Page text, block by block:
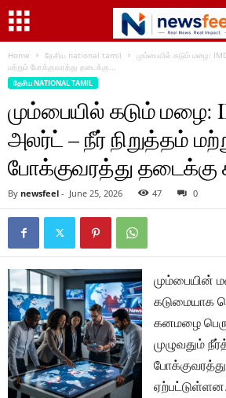
Home தேசிய national tamil
மும்பையில் கடும் மழை:
மற்றும் போக்குவரத்து தடைக்கு...
தேசிய NATIONAL TAMIL
மும்பையில் கடும் மழை:
அலர்ட் – நீர் நிறுத்தம்
போக்குவரத்து
By newsfeel - June 25, 2026 47 0
மும்பையின்
கடுமையாக
கனமழை
முழுவதும்
போக்குவரத்து